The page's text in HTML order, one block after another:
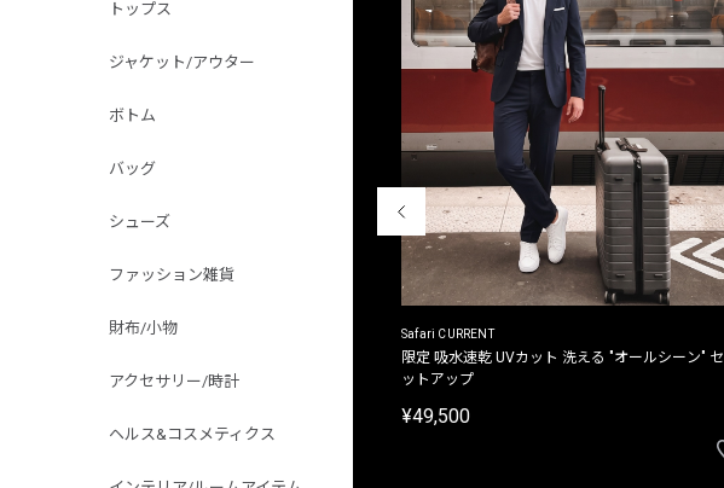
トップス
ジャケット/アウター
ボトム
バッグ
シューズ
ファッション雑貨
財布/小物
アクセサリー/時計
ヘルス&コスメティクス
Safari CURRENT
限定 吸水速乾 UVカット 洗える "オールシーン" セ
ットアップ
¥49,500